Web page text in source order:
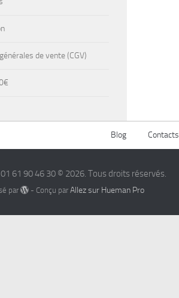
de vente (CGV)
Blog Contacts
01 61 90 46 30 © 2026. Tous droits réservés.
par - Conçu par Allez sur Hueman Pro